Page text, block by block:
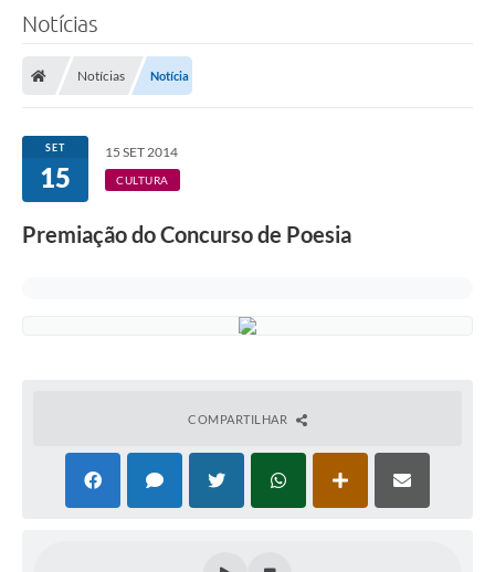
Notícias
Notícias Notícia
SET
15
15 SET 2014
CULTURA
Premiação do Concurso de Poesia
COMPARTILHAR